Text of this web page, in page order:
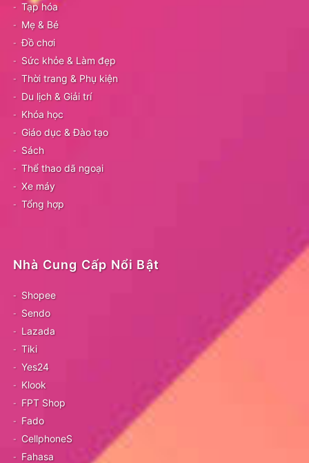
Tạp hóa
Mẹ & Bé
Đồ chơi
Sức khỏe & Làm đẹp
Thời trang & Phụ kiện
Du lịch & Giải trí
Khóa học
Giáo dục & Đào tạo
Sách
Thể thao dã ngoại
Xe máy
Tổng hợp
Nhà Cung Cấp Nổi Bật
Shopee
Sendo
Lazada
Tiki
Yes24
Klook
FPT Shop
Fado
CellphoneS
Fahasa